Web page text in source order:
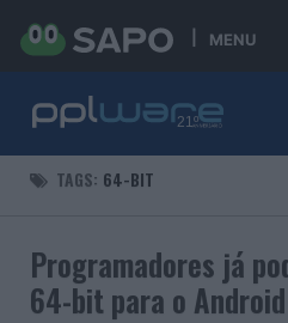
MENU
TAGS: 64-BIT
Programadores já
64-bit para o